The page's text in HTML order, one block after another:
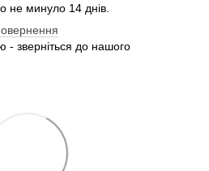
не минуло 14 днів.
- зверніться до нашого